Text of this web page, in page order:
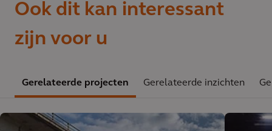
Ook dit kan interessant
zijn voor u
Gerelateerde projecten Gerelateerde inzichten